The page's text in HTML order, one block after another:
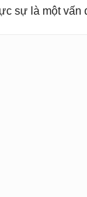
sự là một vấn